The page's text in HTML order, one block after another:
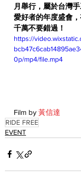
月舉行，屬於台灣
愛好者的年度盛會
千萬不要錯過！
https://
0p/mp4/file.mp4
Film by 黃信達
RIDE FREE
EVENT